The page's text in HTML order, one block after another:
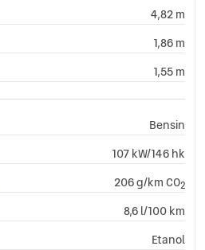
4,82 m
1,86 m
1,55 m
Bensin
107 kW/146 hk
206 g/km CO2
8,6 l/100 km
Etanol